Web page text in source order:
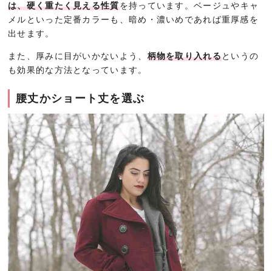
は、硬く重たく見える性質を持っています。ベージュやキャ
メルといった定番カラーも、暗め・濃いめであれば重厚感を
出せます。
また、厚みに目がいかないよう、 柄物を取り入れるというの
も効果的な方法となっています。
腰丈かショート丈を選ぶ